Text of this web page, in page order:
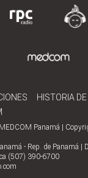
HISTORIA
Panamá |
- Rep. de Panamá |
(507) 390-6700